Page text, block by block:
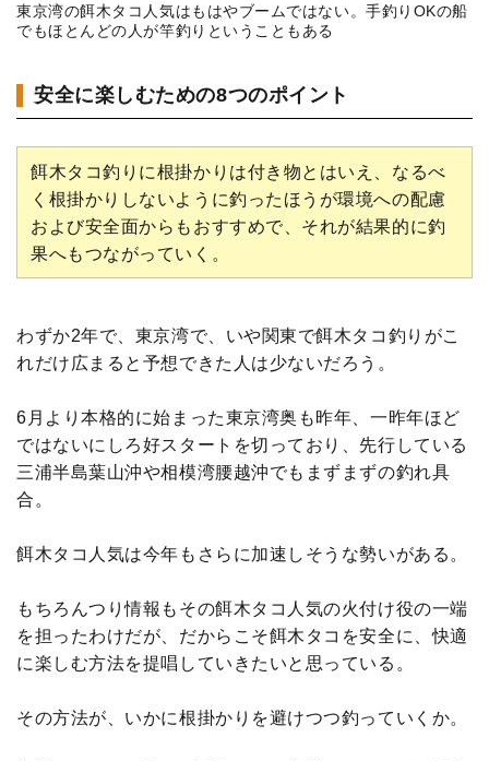
東京湾の餌木タコ人気はもはやブームではない。手釣りOKの船
でもほとんどの人が竿釣りということもある
安全に楽しむための8つのポイント
餌木タコ釣りに根掛かりは付き物とはいえ、なるべ
く根掛かりしないように釣ったほうが環境への配慮
および安全面からもおすすめで、それが結果的に釣
果へもつながっていく。
わずか2年で、東京湾で、いや関東で餌木タコ釣りがこ
れだけ広まると予想できた人は少ないだろう。
6月より本格的に始まった東京湾奥も昨年、一昨年ほど
ではないにしろ好スタートを切っており、先行している
三浦半島葉山沖や相模湾腰越沖でもまずまずの釣れ具
合。
餌木タコ人気は今年もさらに加速しそうな勢いがある。
もちろんつり情報もその餌木タコ人気の火付け役の一端
を担ったわけだが、だからこそ餌木タコを安全に、快適
に楽しむ方法を提唱していきたいと思っている。
その方法が、いかに根掛かりを避けつつ釣っていくか。